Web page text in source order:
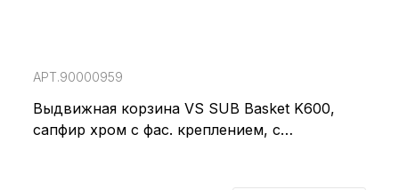
АРТ.90000959
Выдвижная корзина VS SUB Basket K600,
сапфир хром с фас. креплением, с